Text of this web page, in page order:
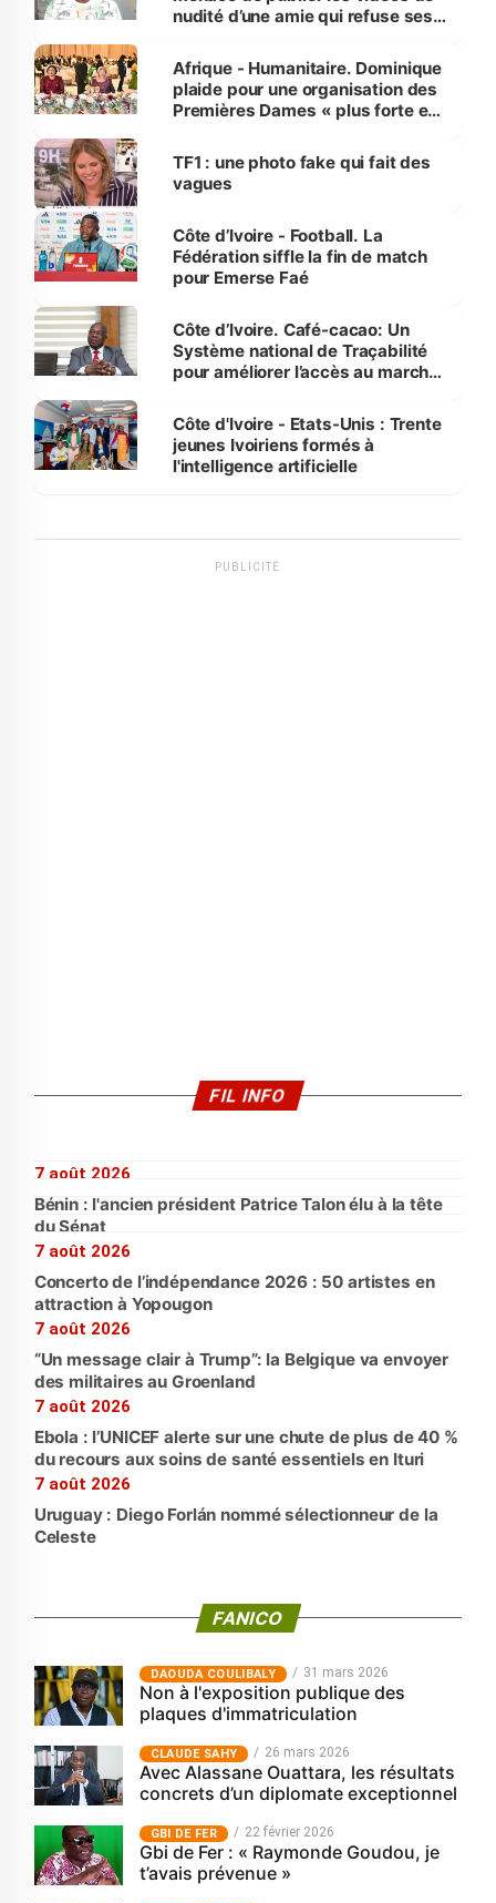
nudité d’une amie qui refuse ses
Afrique - Humanitaire. Dominique
plaide pour une organisation des
Premières Dames « plus forte et
sur la scène internationale »
TF1 : une photo fake qui fait des
vagues
Côte d’Ivoire - Football. La
Fédération siffle la fin de match
pour Emerse Faé
Côte d’Ivoire. Café-cacao: Un
Système national de Traçabilité
pour améliorer l’accès au marché
Côte d'Ivoire - Etats-Unis : Trente
jeunes Ivoiriens formés à
l'intelligence artificielle
PUBLICITÉ
FIL INFO
7 août 2026
Bénin : l'ancien président Patrice Talon élu à la tête
du Sénat
7 août 2026
Concerto de l’indépendance 2026 : 50 artistes en
attraction à Yopougon
7 août 2026
“Un message clair à Trump”: la Belgique va envoyer
des militaires au Groenland
7 août 2026
Ebola : l’UNICEF alerte sur une chute de plus de 40 %
du recours aux soins de santé essentiels en Ituri
7 août 2026
Uruguay : Diego Forlán nommé sélectionneur de la
Celeste
FANICO
‎DAOUDA COULIBALY 31 mars 2026
Non à l'exposition publique des
plaques d'immatriculation
CLAUDE SAHY 26 mars 2026
Avec Alassane Ouattara, les résultats
concrets d’un diplomate exceptionnel
GBI DE FER 22 février 2026
Gbi de Fer : « Raymonde Goudou, je
t’avais prévenue »